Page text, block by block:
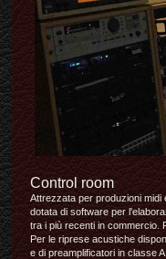
Control room
Attrezzata per produzioni midi
dotata di software per
tra i più recenti in commercio.
Per le riprese acustiche
e di preamplificatori in classe A